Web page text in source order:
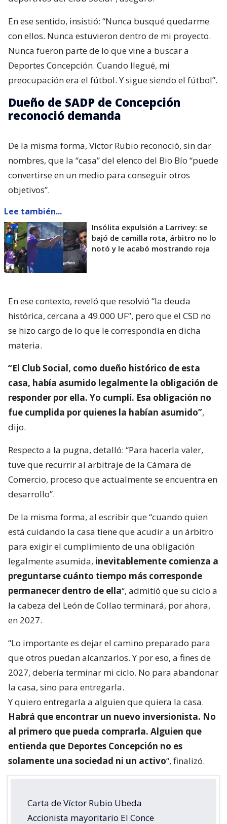
En ese sentido, insistió: “Nunca busqué quedarme
con ellos. Nunca estuvieron dentro de mi proyecto.
Nunca fueron parte de lo que vine a buscar a
Deportes Concepción. Cuando llegué, mi
preocupación era el fútbol. Y sigue siendo el fútbol”.
Dueño de SADP de Concepción
reconoció demanda
De la misma forma, Víctor Rubio reconoció, sin dar
nombres, que la “casa” del elenco del Bio Bío “puede
convertirse en un medio para conseguir otros
objetivos”.
Lee también...
Insólita expulsión a Larrivey: se
bajó de camilla rota, árbitro no lo
notó y le acabó mostrando roja
En ese contexto, reveló que resolvió “la deuda
histórica, cercana a 49.000 UF”, pero que el CSD no
se hizo cargo de lo que le correspondía en dicha
materia.
“El Club Social, como dueño histórico de esta
casa, había asumido legalmente la obligación de
responder por ella. Yo cumplí. Esa obligación no
fue cumplida por quienes la habían asumido”,
dijo.
Respecto a la pugna, detalló: “Para hacerla valer,
tuve que recurrir al arbitraje de la Cámara de
Comercio, proceso que actualmente se encuentra en
desarrollo”.
De la misma forma, al escribir que “cuando quien
está cuidando la casa tiene que acudir a un árbitro
para exigir el cumplimiento de una obligación
legalmente asumida, inevitablemente comienza a
preguntarse cuánto tiempo más corresponde
permanecer dentro de ella“, admitió que su ciclo a
la cabeza del León de Collao terminará, por ahora,
en 2027.
“Lo importante es dejar el camino preparado para
que otros puedan alcanzarlos. Y por eso, a fines de
2027, debería terminar mi ciclo. No para abandonar
la casa, sino para entregarla.
Y quiero entregarla a alguien que quiera la casa.
Habrá que encontrar un nuevo inversionista. No
al primero que pueda comprarla. Alguien que
entienda que Deportes Concepción no es
solamente una sociedad ni un activo“, finalizó.
Carta de Víctor Rubio Ubeda
Accionista mayoritario El Conce